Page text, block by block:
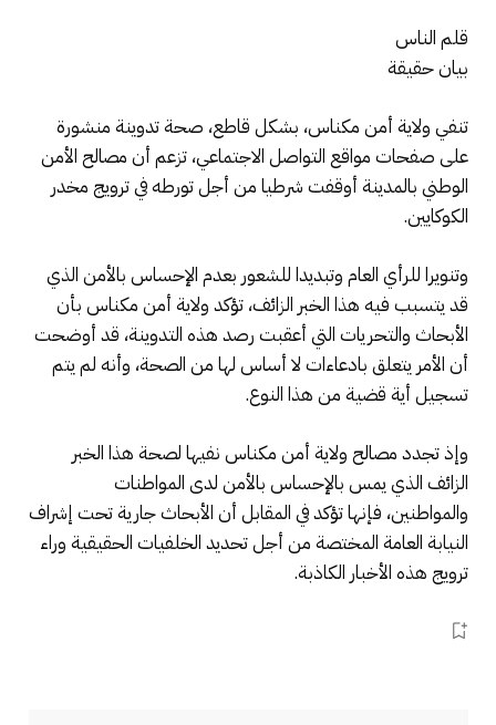
قلم الناس
بيان حقيقة
تنفي ولاية أمن مكناس، بشكل قاطع، صحة تدوينة منشورة
على صفحات مواقع التواصل الاجتماعي، تزعم أن مصالح الأمن
الوطني بالمدينة أوقفت شرطيا من أجل تورطه في ترويج مخدر
الكوكايين.
وتنويرا للرأي العام وتبديدا للشعور بعدم الإحساس بالأمن الذي
قد يتسبب فيه هذا الخبر الزائف، تؤكد ولاية أمن مكناس بأن
الأبحاث والتحريات التي أعقبت رصد هذه التدوينة، قد أوضحت
أن الأمر يتعلق بادعاءات لا أساس لها من الصحة، وأنه لم يتم
تسجيل أية قضية من هذا النوع.
وإذ تجدد مصالح ولاية أمن مكناس نفيها لصحة هذا الخبر
الزائف الذي يمس بالإحساس بالأمن لدى المواطنات
والمواطنين، فإنها تؤكد في المقابل أن الأبحاث جارية تحت إشراف
النيابة العامة المختصة من أجل تحديد الخلفيات الحقيقية وراء
ترويج هذه الأخبار الكاذبة.